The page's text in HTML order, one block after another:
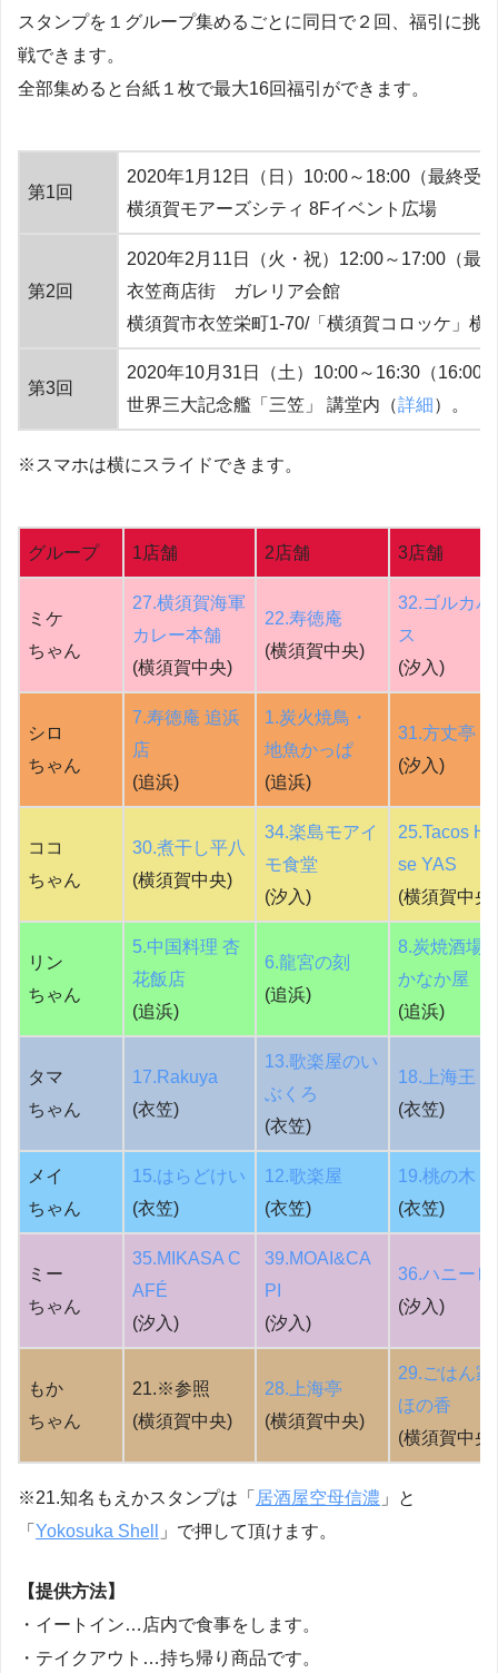
スタンプを１グループ集めるごとに同日で２回、福引に挑
戦できます。
全部集めると台紙１枚で最大16回福引ができます。
第1回
2020年1月12日（日）10:00～18:00（最終受
横須賀モアーズシティ 8Fイベント広場
第2回
2020年2月11日（火・祝）12:00～17:00（最
衣笠商店街 ガレリア会館
横須賀市衣笠栄町1-70/「横須賀コロッケ」横
第3回
2020年10月31日（土）10:00～16:30（16:00
世界三大記念艦「三笠」 講堂内（詳細）。
※スマホは横にスライドできます。
グループ 1店舗 2店舗 3店舗
ミケ
ちゃん
27.横須賀海軍
カレー本舗
(横須賀中央)
22.寿徳庵
(横須賀中央)
32.ゴルカパ
ス
(汐入)
シロ
ちゃん
7.寿徳庵 追浜
店
(追浜)
1.炭火焼鳥・
地魚かっぱ
(追浜)
31.方丈亭
(汐入)
ココ
ちゃん
30.煮干し平八
(横須賀中央)
34.楽島モアイ
モ食堂
(汐入)
25.Tacos
se YAS
(横須賀中央)
リン
ちゃん
5.中国料理 杏
花飯店
(追浜)
6.龍宮の刻
(追浜)
8.炭焼酒場
かなか屋
(追浜)
タマ
ちゃん
17.Rakuya
(衣笠)
13.歌楽屋のい
ぶくろ
(衣笠)
18.上海王
(衣笠)
メイ
ちゃん
15.はらどけい
(衣笠)
12.歌楽屋
(衣笠)
19.桃の木
(衣笠)
ミー
ちゃん
35.MIKASA C
AFÉ
(汐入)
39.MOAI&CA
PI
(汐 入)
36.ハニービ
(汐入)
もか
ちゃん
21.※参照
(横須賀中央)
28.上海亭
(横須賀中央)
29.ごはん家
ほの香
(横須賀中央)
※21.知名もえかスタンプは「 居酒屋空母信濃 」と
「 Yokosuka Shell 」で押して頂けます。
【提供方法】
・ イートイン…店内で食事をします。
・ テイクアウト …持ち帰り商品です。